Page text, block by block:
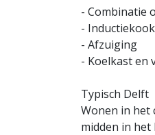
- Combinatie
-
- Afzuiging
- Koelkast en
Typisch Delft
Wonen in het
midden in